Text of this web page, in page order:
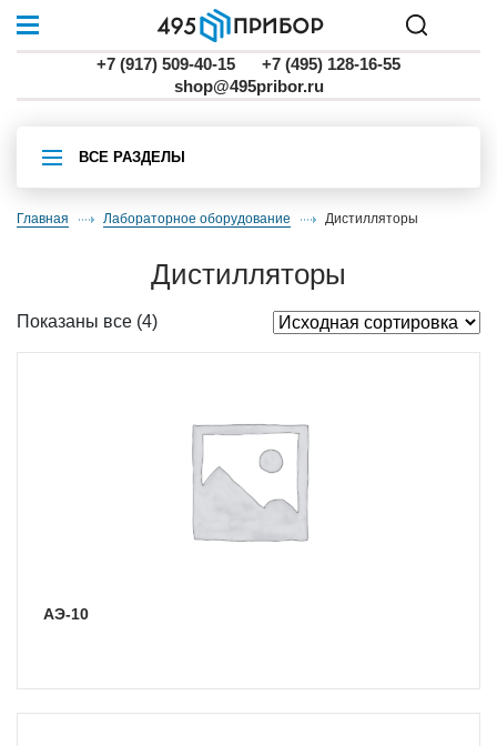
+7 (917) 509-40-15
+7 (495) 128-16-55
shop@495pribor.ru
ВСЕ РАЗДЕЛЫ
Главная Лабораторное оборудование дистилляторы
дистилляторы
Показаны все (4)
АЭ-10